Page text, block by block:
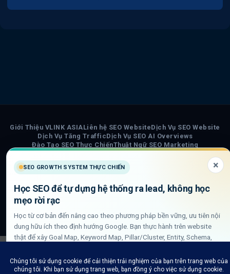
On
Delivery
Giới Thiệu VLINK ASIALiên hệ SEO WebsiteDịch Vụ SEO Website
Dịch Vụ Tăng TrafficDịch Vụ SEO AI Overviews
Đào Tạo SEO Thực ChiếnThuật Ngữ SEO Marketing
Privacy PolicyChính Sách Nội Dung AI
Sơ đồ trang VLINK ASIA
Tin tức
COPYRIGHT 2026 ©VLINK ASIA
SEO GROWTH SYSTEM THỰC CHIẾN ×
Học SEO để tự dựng hệ thống ra lead, không học
mẹo rời rạc
Học từ cơ bản đến nâng cao theo phương pháp bền vững, ưu tiên nội
dung hữu ích theo định hướng Google. Bạn thực hành trên website
thật để xây Goal Map, Keyword Map, Pillar/Cluster, Entity, Schema,
Xem lộ trình học SEO thực chiến